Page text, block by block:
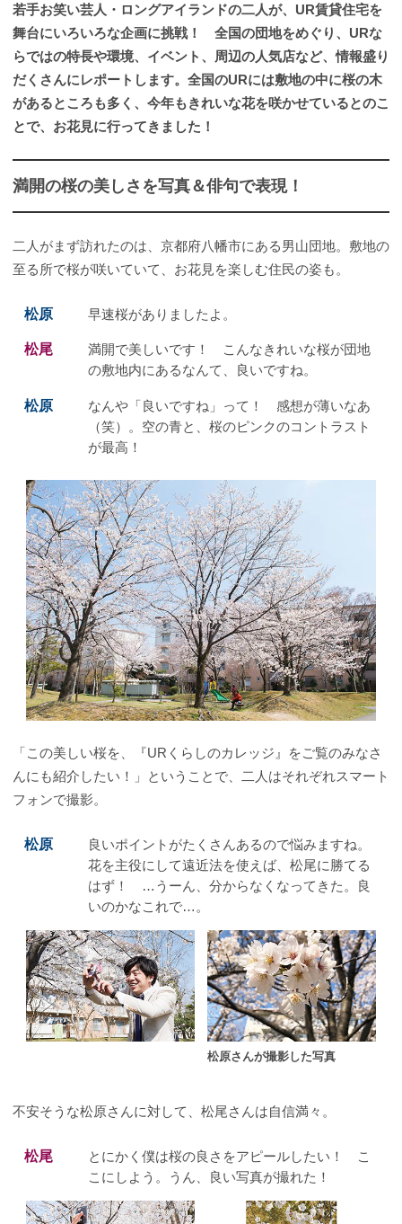
若手お笑い芸人・ロングアイランドの二人が、UR賃貸住宅を
舞台にいろいろな企画に挑戦！ 全国の団地をめぐり、URな
らではの特長や環境、イベント、周辺の人気店など、情報盛り
だくさんにレポートします。全国のURには敷地の中に桜の木
があるところも多く、今年もきれいな花を咲かせているとのこ
とで、お花見に行ってきました！
満開の桜の美しさを写真＆俳句で表現！
二人がまず訪れたのは、京都府八幡市にある男山団地。敷地の
至る所で桜が咲いていて、お花見を楽しむ住民の姿も。
松原 早速桜がありましたよ。
松尾
満開で美しいです！ こんなきれいな桜が団地
の敷地内にあるなんて、良いですね。
松原
なんや「良いですね」って！ 感想が薄いなあ
（笑）。空の青と、桜のピンクのコントラスト
が最高！
「この美しい桜を、『URくらしのカレッジ』をご覧のみなさ
んにも紹介したい！」ということで、二人はそれぞれスマート
フォンで撮影。
松原
良いポイントがたくさんあるので悩みますね。
花を主役にして遠近法を使えば、松尾に勝てる
はず！ …うーん、分からなくなってきた。良
いのかなこれで…。
松原さんが撮影した写真
不安そうな松原さんに対して、松尾さんは自信満々。
松尾
とにかく僕は桜の良さをアピールしたい！ こ
こにしよう。うん、良い写真が撮れた！